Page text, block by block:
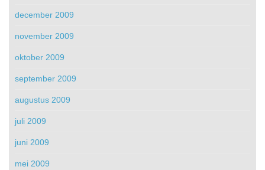
december 2009
november 2009
oktober 2009
september 2009
augustus 2009
juli 2009
juni 2009
mei 2009